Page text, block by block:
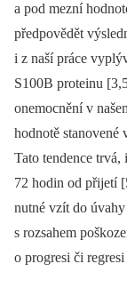
a pod mezní
předpovědět
i z naší práce
S100B proteinu
onemocnění v
hodnotě
Tato tendence
72 hodin od přijetí
nutné vzít do
s rozsahem
o progresi či